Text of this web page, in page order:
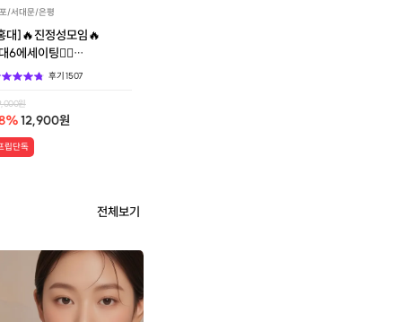
/서대문/은평
대]🔥진정성모임🔥
6에세이팅👩‍❤️
커플탄생!
후기1507
원
%12,900원
립단독
전체보기